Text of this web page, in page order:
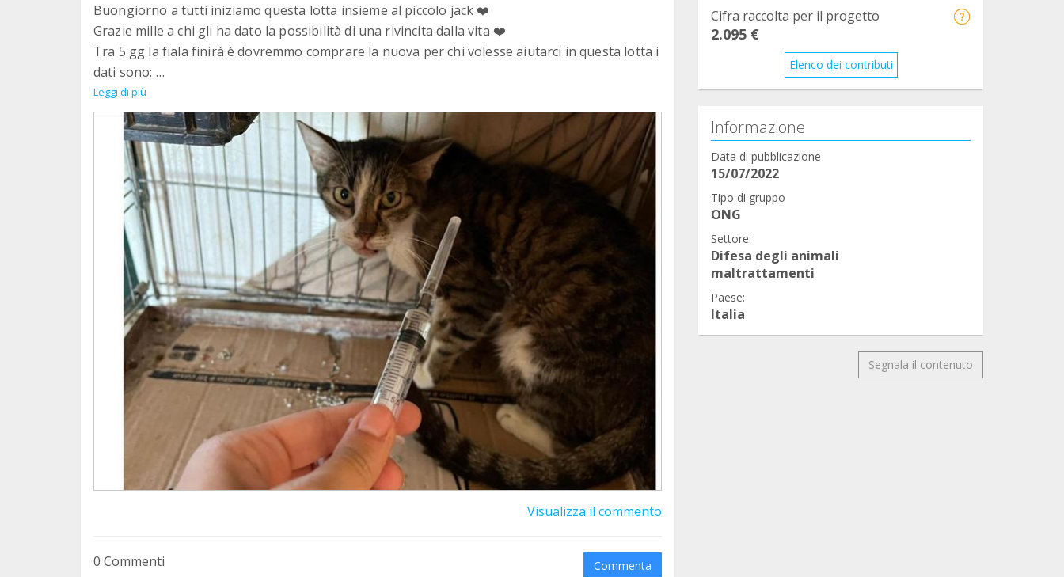
Buongiorno a tutti iniziamo questa lotta insieme al piccolo jack ❤️
Grazie mille a chi gli ha dato la possibilità di una rivincita dalla vita ❤️
Tra 5 gg la fiala finirà è dovremmo comprare la nuova per chi volesse aiutarci in questa lotta i
dati sono:
Postepay
5333 1711 5820 9714
Intestata a Carla Freni
FRNCRL01L41C351R
IBAN:
IT13T3608105138228811128831
Intestato a Carla Freni
PayPal
associazioneglialtri@gmail.com
Grazie a chiunque manderà una piccola parte ❤️
Leggi di più
Visualizza il commento
0 Commenti Commenta
Cifra raccolta per il progetto
2.095 €
Elenco dei contributi
Informazione
Data di pubblicazione
15/07/2022
Tipo di gruppo
ONG
Settore:
Difesa degli animali
maltrattamenti
Paese:
Italia
Segnala il contenuto